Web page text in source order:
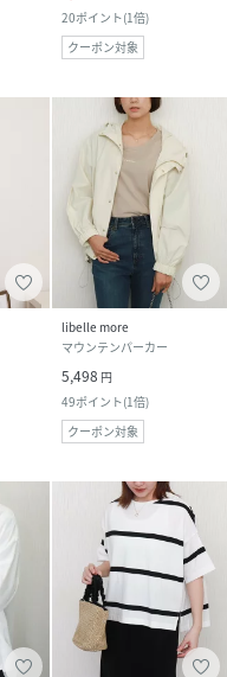
20ポイント(1倍)
クーポン対象
libelle more
マウンテンパーカー
5,498 円
49ポイント(1倍)
クーポン対象